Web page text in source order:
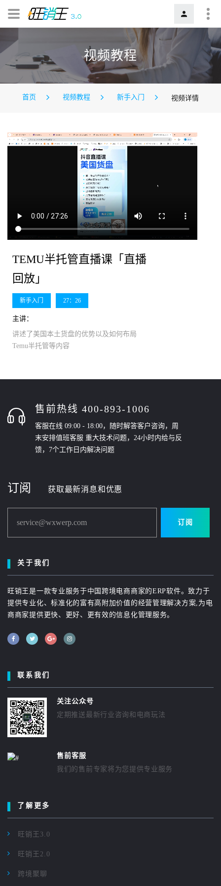
视频教程
首页 视频教程 新手入门 视频详情
TEMU半托管直播课「直播
回放」
新手入门 27：26
主讲：
讲述了美国本土货盘的优势以及如何布局
Temu半托管等内容
售前热线 400-893-1006
客服在线 09:00 - 18:00，随时解答客户咨询，周
末安排值班客服 重大技术问题，24小时内给与反
馈，7个工作日内解决问题
订阅 获取最新消息和优惠
service@wxwerp.com 订阅
关于我们
旺销王是一款专业服务于中国跨境电商商家的ERP软件。致力于
提供专业化、标准化的富有高附加价值的经营管理解决方案,为电
商商家提供更快、更好、更有效的信息化管理服务。
联系我们
关注公众号
定期推送最新行业咨询和电商玩法
售前客服
我们的售前专家将为您提供专业服务
了解更多
旺销王3.0
旺销王2.0
跨境聚聊